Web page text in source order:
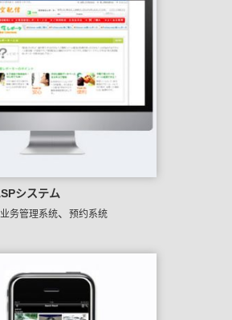
システム
业务管理系统、 预约系统